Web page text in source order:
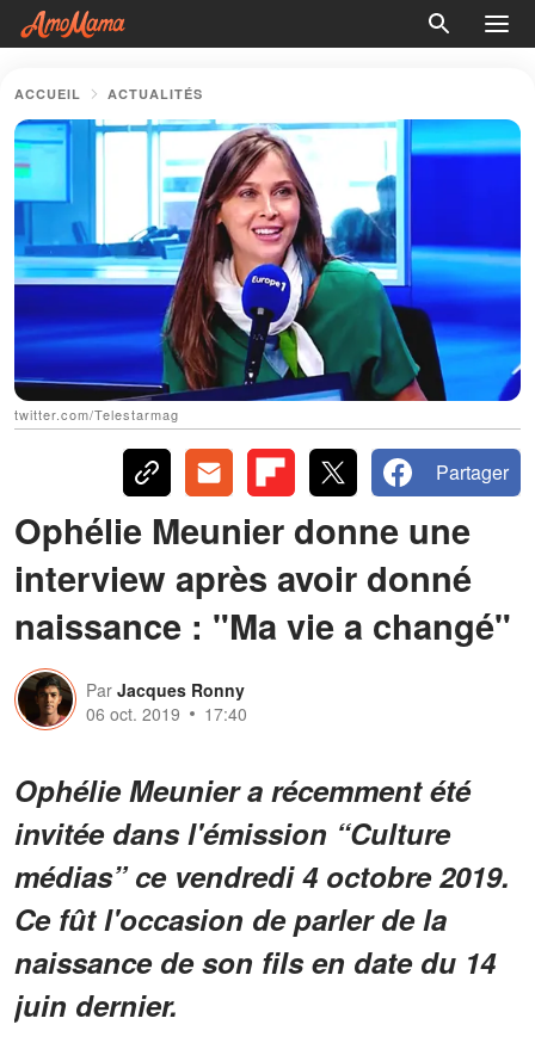
ACCUEIL ACTUALITÉS
twitter.com/Telestarmag
Partager
Ophélie Meunier donne une
interview après avoir donné
naissance : "Ma vie a changé"
Par Jacques Ronny
06 oct. 2019
17:40
Ophélie Meunier a récemment été
invitée dans l'émission “Culture
médias” ce vendredi 4 octobre 2019.
Ce fût l'occasion de parler de la
naissance de son fils en date du 14
juin dernier.